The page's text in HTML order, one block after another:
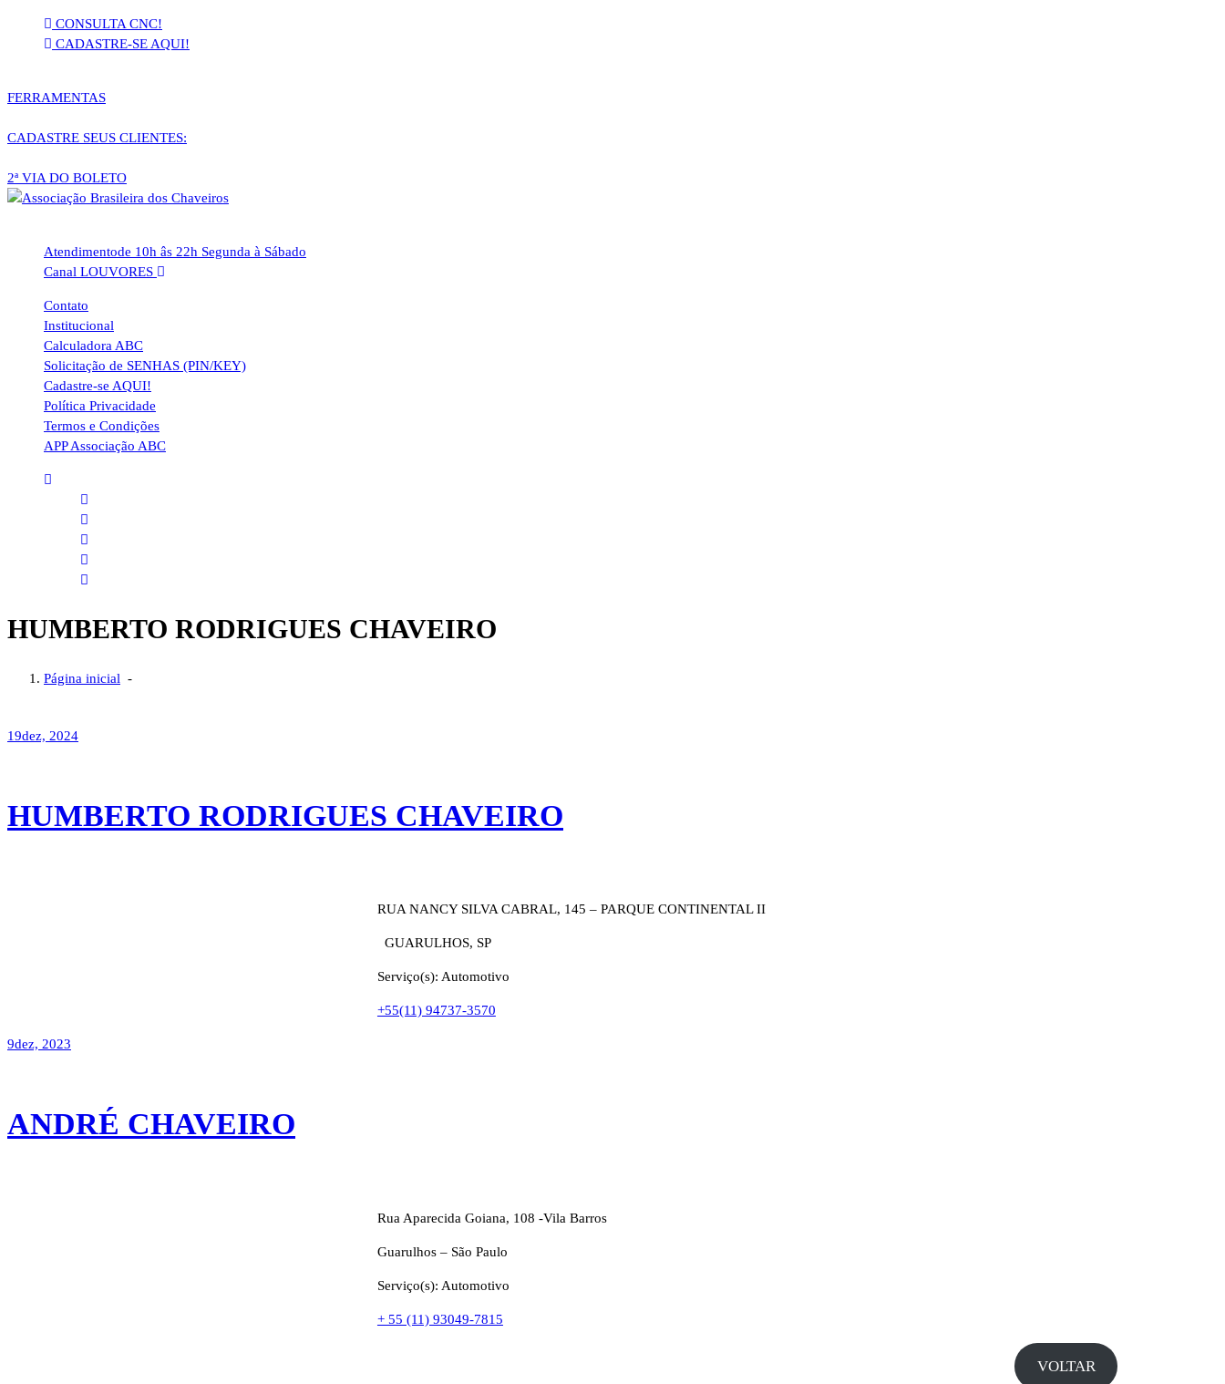
CONSULTA CNC!
CADASTRE-SE AQUI!
FERRAMENTAS
CADASTRE SEUS CLIENTES:
2ª VIA DO BOLETO
Atendimentode 10h âs 22h Segunda à Sábado
Canal LOUVORES
Contato
Institucional
Calculadora ABC
Solicitação de SENHAS (PIN/KEY)
Cadastre-se AQUI!
Política Privacidade
Termos e Condições
APP Associação ABC
HUMBERTO RODRIGUES CHAVEIRO
Página inicial -
19dez, 2024
HUMBERTO RODRIGUES CHAVEIRO
RUA NANCY SILVA CABRAL, 145 – PARQUE CONTINENTAL II
GUARULHOS, SP
Serviço(s): Automotivo
+55(11) 94737-3570
9dez, 2023
ANDRÉ CHAVEIRO
Rua Aparecida Goiana, 108 -Vila Barros
Guarulhos – São Paulo
Serviço(s): Automotivo
+ 55 (11) 93049-7815
VOLTAR